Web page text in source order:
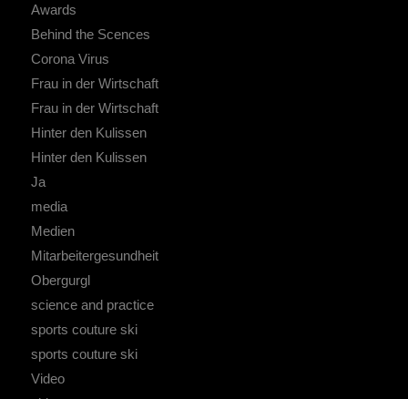
Awards
Behind the Scences
Corona Virus
Frau in der Wirtschaft
Frau in der Wirtschaft
Hinter den Kulissen
Hinter den Kulissen
Ja
media
Medien
Mitarbeitergesundheit
Obergurgl
science and practice
sports couture ski
sports couture ski
Video